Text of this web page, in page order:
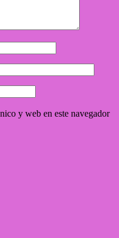
y web en este navegador